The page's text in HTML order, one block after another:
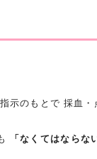
のもとで 採血
「なくてはならな